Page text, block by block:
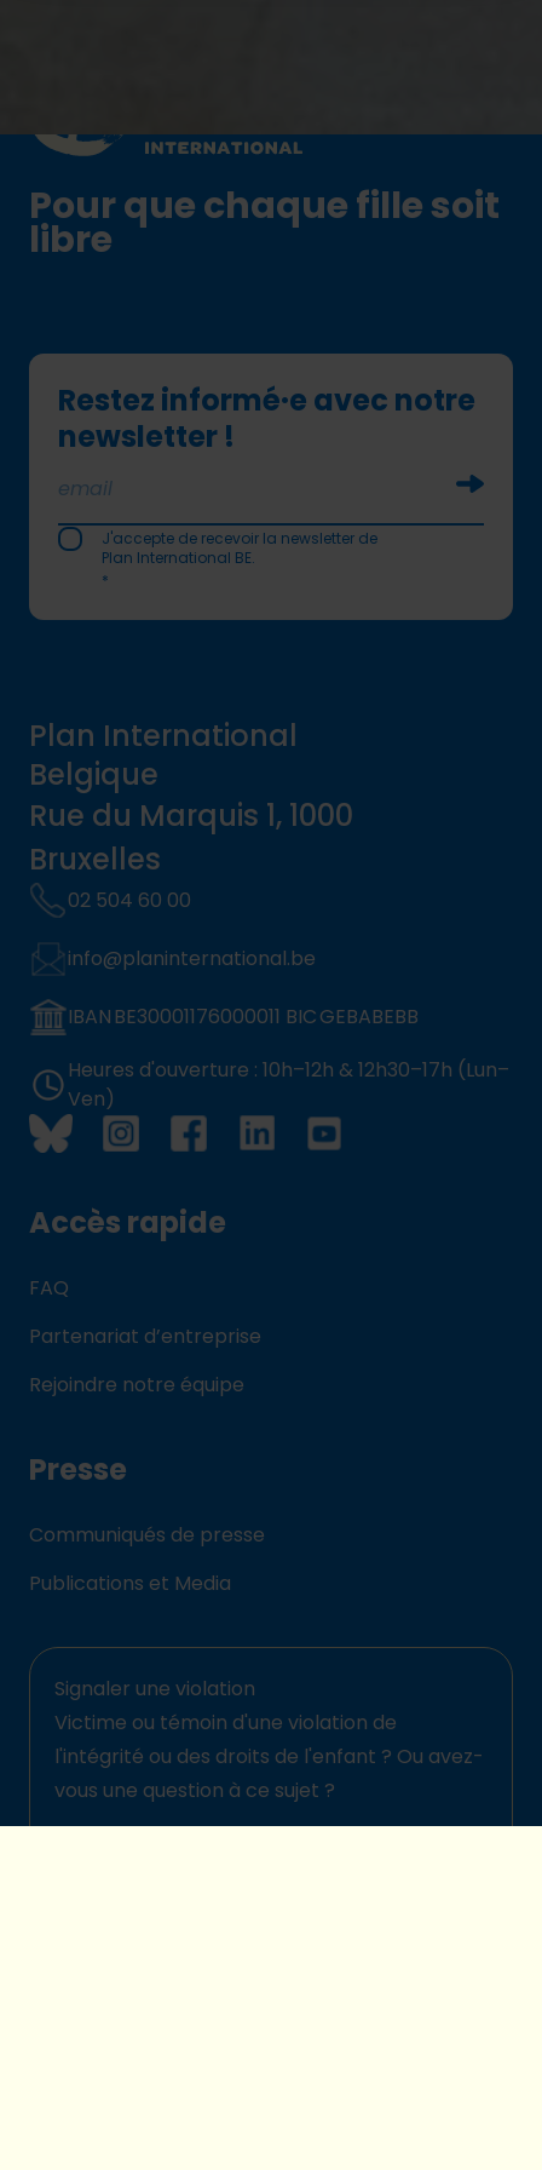
Pour que chaque fille soit
libre
Restez informé·e avec notre
newsletter !
J'accepte de recevoir la newsletter de
Plan International BE.
*
Plan International
Belgique
Rue du Marquis 1, 1000
Bruxelles
02 504 60 00
info@planinternational.be
IBAN BE30001176000011 BIC GEBABEBB
Heures d'ouverture : 10h–12h & 12h30–17h (Lun–
Ven)
Accès rapide
FAQ
Partenariat d’entreprise
Rejoindre notre équipe
Presse
Communiqués de presse
Publications et Media
Signaler une violation
Victime ou témoin d'une violation de
l'intégrité ou des droits de l'enfant ? Ou avez-
vous une question à ce sujet ?